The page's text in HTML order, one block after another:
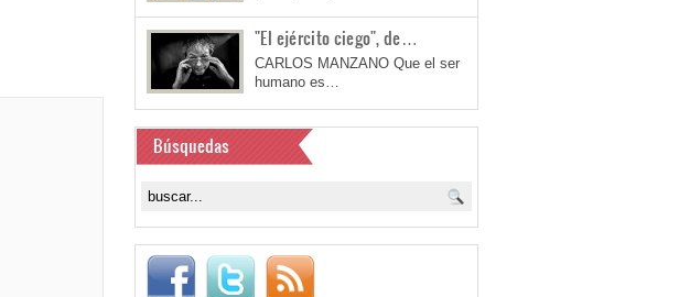
"El ejército ciego", de…
CARLOS MANZANO Que el ser
humano es…
Búsquedas